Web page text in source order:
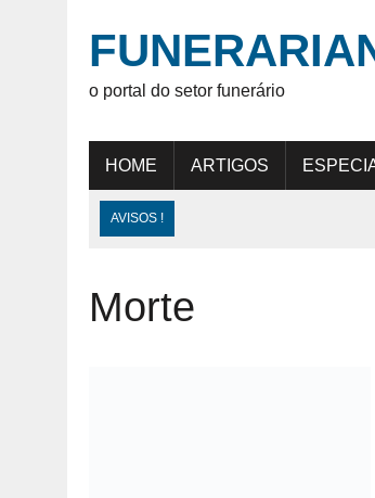
o portal do setor funerário
HOME ARTIGOS
AVISOS !
Morte